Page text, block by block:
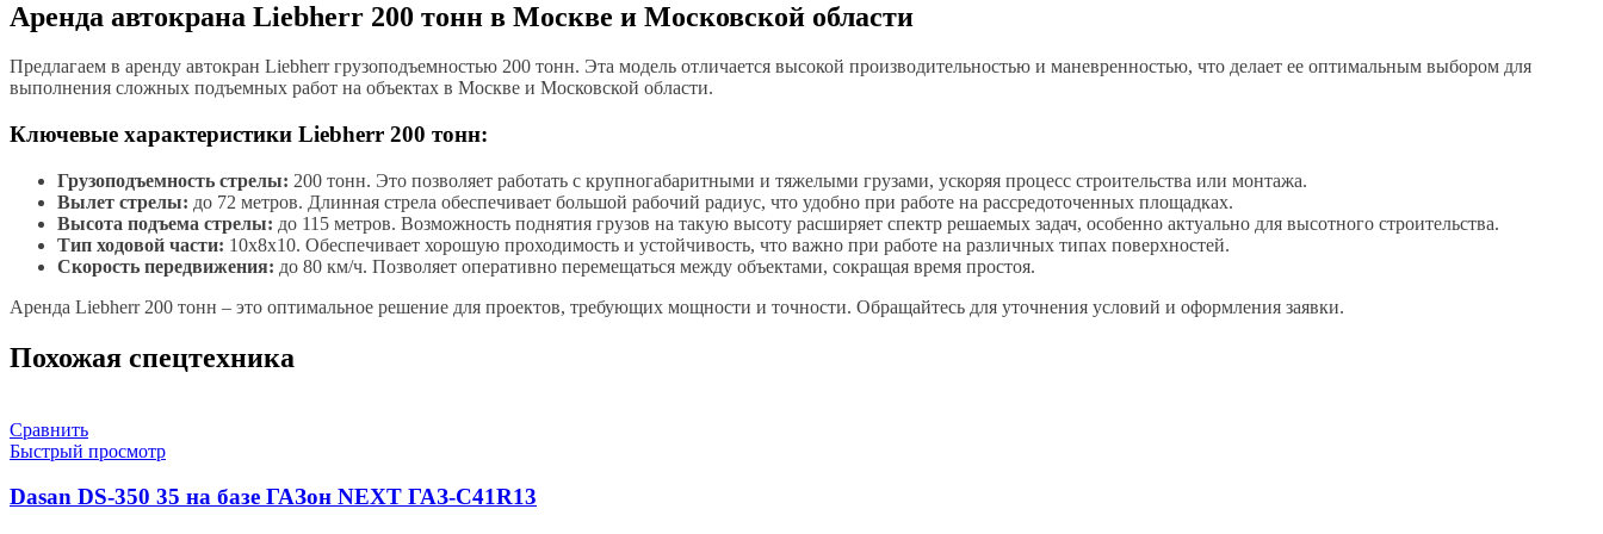
Аренда автокрана Liebherr 200 тонн в Москве и Московской области
Предлагаем в аренду автокран Liebherr грузоподъемностью 200 тонн. Эта модель отличается высокой производительностью и маневренностью, что делает ее оптимальным выбором для
выполнения сложных подъемных работ на объектах в Москве и Московской области.
Ключевые характеристики Liebherr 200 тонн:
Грузоподъемность стрелы: 200 тонн. Это позволяет работать с крупногабаритными и тяжелыми грузами, ускоряя процесс строительства или монтажа.
Вылет стрелы: до 72 метров. Длинная стрела обеспечивает большой рабочий радиус, что удобно при работе на рассредоточенных площадках.
Высота подъема стрелы: до 115 метров. Возможность поднятия грузов на такую высоту расширяет спектр решаемых задач, особенно актуально для высотного строительства.
Тип ходовой части: 10x8x10. Обеспечивает хорошую проходимость и устойчивость, что важно при работе на различных типах поверхностей.
Скорость передвижения: до 80 км/ч. Позволяет оперативно перемещаться между объектами, сокращая время простоя.
Аренда Liebherr 200 тонн – это оптимальное решение для проектов, требующих мощности и точности. Обращайтесь для уточнения условий и оформления заявки.
Похожая спецтехника
Сравнить
Быстрый просмотр
Dasan DS-350 35 на базе ГАЗон NEXT ГАЗ-C41R13